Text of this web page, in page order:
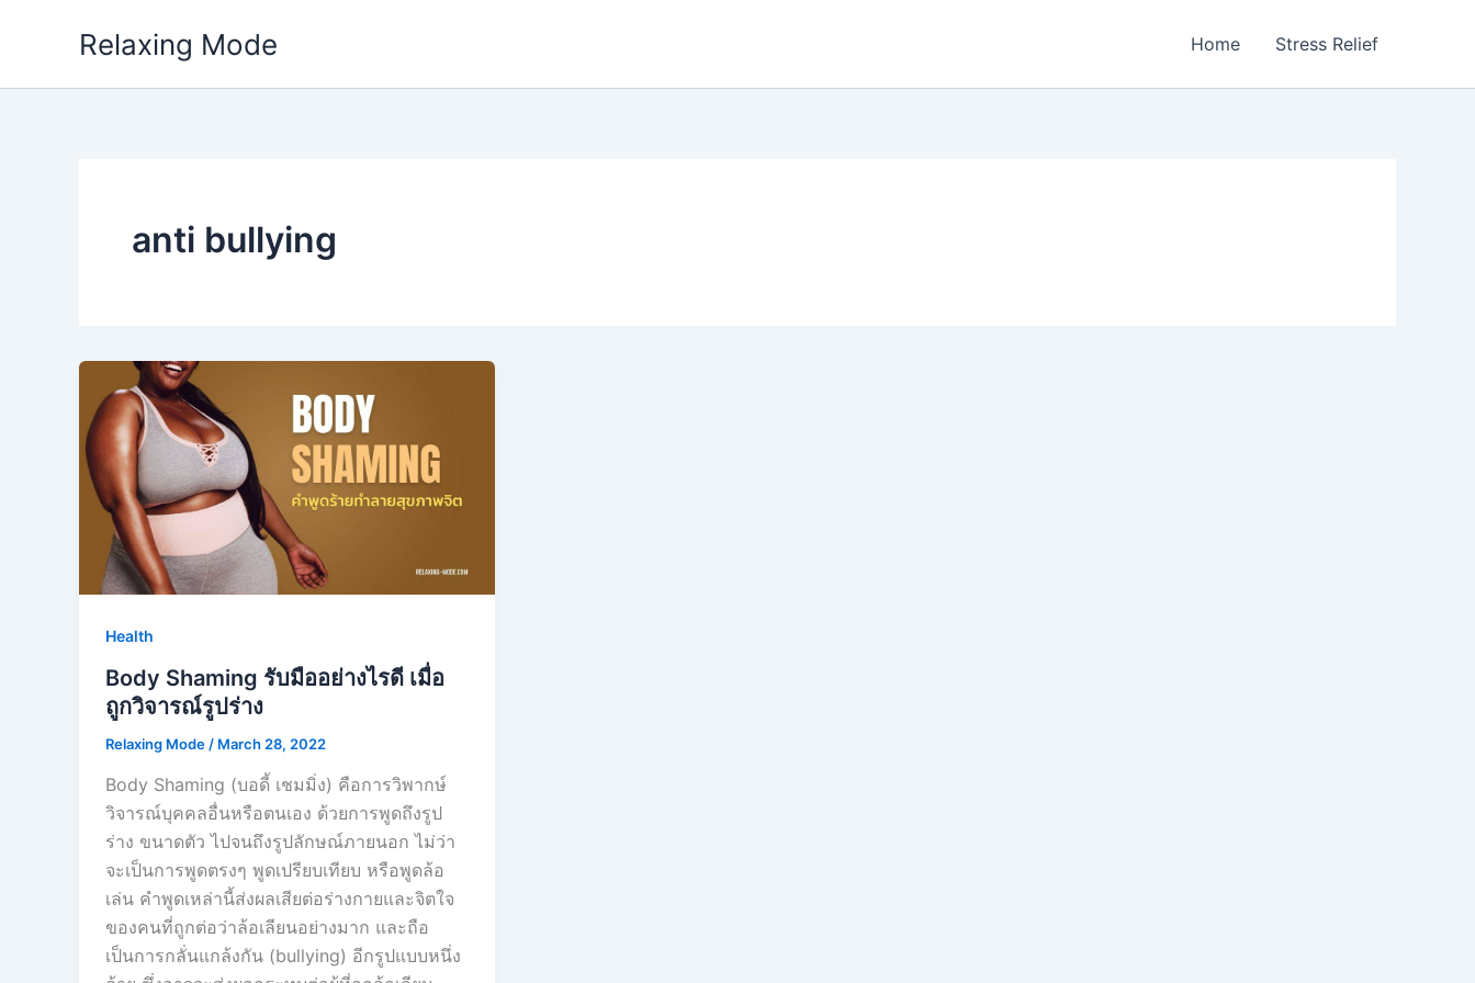
Relaxing Mode Home Stress Relief
anti bullying
Health
Body Shaming รับมืออย่างไรดี เมื่อ
ถูกวิจารณ์รูปร่าง
Relaxing Mode / March 28, 2022
Body Shaming (บอดี้ เชมมิ่ง) คือการวิพากษ์
วิจารณ์บุคคลอื่นหรือตนเอง ด้วยการพูดถึงรูป
ร่าง ขนาดตัว ไปจนถึงรูปลักษณ์ภายนอก ไม่ว่า
จะเป็นการพูดตรงๆ พูดเปรียบเทียบ หรือพูดล้อ
เล่น คำพูดเหล่านี้ส่งผลเสียต่อร่างกายและจิตใจ
ของคนที่ถูกต่อว่าล้อเลียนอย่างมาก และถือ
เป็นการกลั่นแกล้งกัน (bullying) อีกรูปแบบหนึ่ง